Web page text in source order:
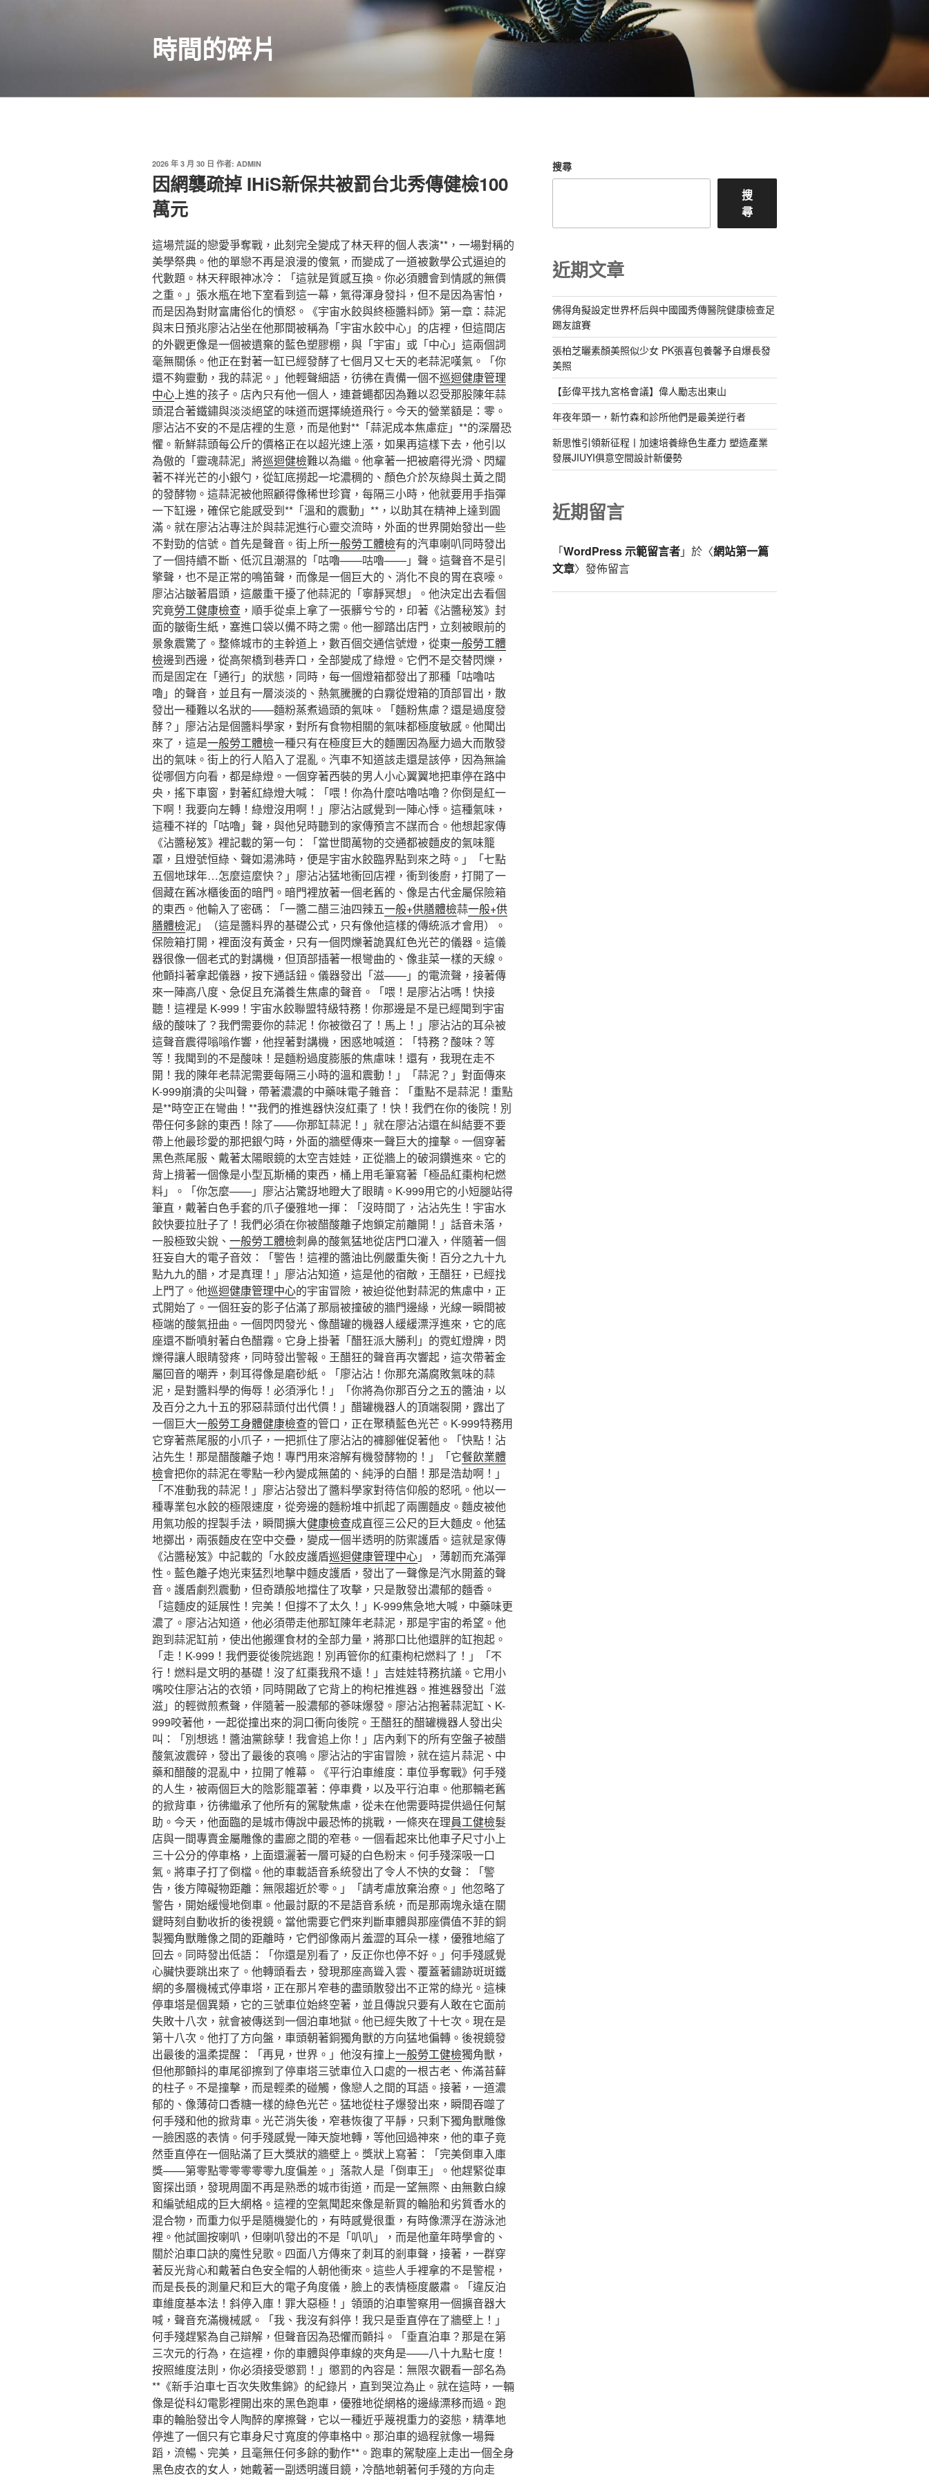
時間的碎片
發
佈
於
2026 年 3 月 30 日 作者: ADMIN
因網襲疏掉 IHiS新保共被罰台北秀傳健檢100
萬元
這場荒誕的戀愛爭奪戰，此刻完全變成了林天秤的個人表演**，一場對稱的
美學祭典。他的單戀不再是浪漫的傻氣，而變成了一道被數學公式逼迫的
代數題。林天秤眼神冰冷：「這就是質感互換。你必須體會到情感的無價
之重。」張水瓶在地下室看到這一幕，氣得渾身發抖，但不是因為害怕，
而是因為對財富庸俗化的憤怒。《宇宙水餃與終極醬料師》第一章：蒜泥
與末日預兆廖沾沾坐在他那間被稱為「宇宙水餃中心」的店裡，但這間店
的外觀更像是一個被遺棄的藍色塑膠棚，與「宇宙」或「中心」這兩個詞
毫無關係。他正在對著一缸已經發酵了七個月又七天的老蒜泥嘆氣。「你
還不夠靈動，我的蒜泥。」他輕聲細語，彷彿在責備一個不巡迴健康管理
中心上進的孩子。店內只有他一個人，連蒼蠅都因為難以忍受那股陳年蒜
頭混合著鐵鏽與淡淡絕望的味道而選擇繞道飛行。今天的營業額是：零。
廖沾沾不安的不是店裡的生意，而是他對**「蒜泥成本焦慮症」**的深層恐
懼。新鮮蒜頭每公斤的價格正在以超光速上漲，如果再這樣下去，他引以
為傲的「靈魂蒜泥」將巡迴健檢難以為繼。他拿著一把被磨得光滑、閃耀
著不祥光芒的小銀勺，從缸底撈起一坨濃稠的、顏色介於灰綠與土黃之間
的發酵物。這蒜泥被他照顧得像稀世珍寶，每隔三小時，他就要用手指彈
一下缸邊，確保它能感受到**「溫和的震動」**，以助其在精神上達到圓
滿。就在廖沾沾專注於與蒜泥進行心靈交流時，外面的世界開始發出一些
不對勁的信號。首先是聲音。街上所一般勞工體檢有的汽車喇叭同時發出
了一個持續不斷、低沉且潮濕的「咕嚕——咕嚕——」聲。這聲音不是引
擎聲，也不是正常的鳴笛聲，而像是一個巨大的、消化不良的胃在哀嚎。
廖沾沾皺著眉頭，這嚴重干擾了他蒜泥的「寧靜冥想」。他決定出去看個
究竟勞工健康檢查 ，順手從桌上拿了一張髒兮兮的，印著《沾醬秘笈》封
面的皺衛生紙，塞進口袋以備不時之需。他一腳踏出店門，立刻被眼前的
景象震驚了。整條城市的主幹道上，數百個交通信號燈，從東一般勞工體
檢邊到西邊，從高架橋到巷弄口，全部變成了綠燈。它們不是交替閃爍，
而是固定在「通行」的狀態，同時，每一個燈箱都發出了那種「咕嚕咕
嚕」的聲音，並且有一層淡淡的、熱氣騰騰的白霧從燈箱的頂部冒出，散
發出一種難以名狀的——麵粉蒸煮過頭的氣味。「麵粉焦慮？還是過度發
酵？」廖沾沾是個醬料學家，對所有食物相關的氣味都極度敏感。他聞出
來了，這是一般勞工體檢一種只有在極度巨大的麵團因為壓力過大而散發
出的氣味。街上的行人陷入了混亂。汽車不知道該走還是該停，因為無論
從哪個方向看，都是綠燈。一個穿著西裝的男人小心翼翼地把車停在路中
央，搖下車窗，對著紅綠燈大喊：「喂！你為什麼咕嚕咕嚕？你倒是紅一
下啊！我要向左轉！綠燈沒用啊！」廖沾沾感覺到一陣心悸。這種氣味，
這種不祥的「咕嚕」聲，與他兒時聽到的家傳預言不謀而合。他想起家傳
《沾醬秘笈》裡記載的第一句：「當世間萬物的交通都被麵皮的氣味籠
罩，且燈號恒綠、聲如湯沸時，便是宇宙水餃臨界點到來之時。」「七點
五個地球年…怎麼這麼快？」廖沾沾猛地衝回店裡，衝到後廚，打開了一
個藏在舊冰櫃後面的暗門。暗門裡放著一個老舊的、像是古代金屬保險箱
的東西。他輸入了密碼：「一醬二醋三油四辣五一般+供膳體檢蒜一般+供
膳體檢泥」（這是醬料界的基礎公式，只有像他這樣的傳統派才會用）。
保險箱打開，裡面沒有黃金，只有一個閃爍著詭異紅色光芒的儀器。這儀
器很像一個老式的對講機，但頂部插著一根彎曲的、像韭菜一樣的天線。
他顫抖著拿起儀器，按下通話鈕。儀器發出「滋——」的電流聲，接著傳
來一陣高八度、急促且充滿養生焦慮的聲音。「喂！是廖沾沾嗎！快接
聽！這裡是 K-999！宇宙水餃聯盟特級特務！你那邊是不是已經聞到宇宙
級的酸味了？我們需要你的蒜泥！你被徵召了！馬上！」廖沾沾的耳朵被
這聲音震得嗡嗡作響，他捏著對講機，困惑地喊道：「特務？酸味？等
等！我聞到的不是酸味！是麵粉過度膨脹的焦慮味！還有，我現在走不
開！我的陳年老蒜泥需要每隔三小時的溫和震動！」「蒜泥？」對面傳來
K-999崩潰的尖叫聲，帶著濃濃的中藥味電子雜音：「重點不是蒜泥！重點
是**時空正在彎曲！**我們的推進器快沒紅棗了！快！我們在你的後院！別
帶任何多餘的東西！除了——你那缸蒜泥！」就在廖沾沾還在糾結要不要
帶上他最珍愛的那把銀勺時，外面的牆壁傳來一聲巨大的撞擊。一個穿著
黑色燕尾服、戴著太陽眼鏡的太空吉娃娃，正從牆上的破洞鑽進來。它的
背上揹著一個像是小型瓦斯桶的東西，桶上用毛筆寫著「極品紅棗枸杞燃
料」。「你怎麼——」廖沾沾驚訝地瞪大了眼睛。K-999用它的小短腿站得
筆直，戴著白色手套的爪子優雅地一揮：「沒時間了，沾沾先生！宇宙水
餃快要拉肚子了！我們必須在你被醋酸離子炮鎖定前離開！」話音未落，
一股極致尖銳、 一般勞工體檢刺鼻的酸氣猛地從店門口灌入，伴隨著一個
狂妄自大的電子音效：「警告！這裡的醬油比例嚴重失衡！百分之九十九
點九九的醋，才是真理！」廖沾沾知道，這是他的宿敵，王醋狂，已經找
上門了。他巡迴健康管理中心的宇宙冒險，被迫從他對蒜泥的焦慮中，正
式開始了。一個狂妄的影子佔滿了那扇被撞破的牆門邊緣，光線一瞬間被
極端的酸氣扭曲。一個閃閃發光、像醋罐的機器人緩緩漂浮進來，它的底
座還不斷噴射著白色醋霧。它身上掛著「醋狂派大勝利」的霓虹燈牌，閃
爍得讓人眼睛發疼，同時發出警報。王醋狂的聲音再次響起，這次帶著金
屬回音的嘲弄，刺耳得像是磨砂紙。「廖沾沾！你那充滿腐敗氣味的蒜
泥，是對醬料學的侮辱！必須淨化！」「你將為你那百分之五的醬油，以
及百分之九十五的邪惡蒜頭付出代價！」醋罐機器人的頂端裂開，露出了
一個巨大一般勞工身體健康檢查的管口，正在聚積藍色光芒。K-999特務用
它穿著燕尾服的小爪子，一把抓住了廖沾沾的褲腳催促著他。「快點！沾
沾先生！那是醋酸離子炮！專門用來溶解有機發酵物的！」「它餐飲業體
檢會把你的蒜泥在零點一秒內變成無菌的、純淨的白醋！那是浩劫啊！」
「不准動我的蒜泥！」廖沾沾發出了醬料學家對待信仰般的怒吼。他以一
種專業包水餃的極限速度，從旁邊的麵粉堆中抓起了兩團麵皮。麵皮被他
用氣功般的捏製手法，瞬間擴大健康檢查成直徑三公尺的巨大麵皮。他猛
地擲出，兩張麵皮在空中交疊，變成一個半透明的防禦護盾。這就是家傳
《沾醬秘笈》中記載的「水餃皮護盾巡迴健康管理中心」，薄韌而充滿彈
性。藍色離子炮光束猛烈地擊中麵皮護盾，發出了一聲像是汽水開蓋的聲
音。護盾劇烈震動，但奇蹟般地擋住了攻擊，只是散發出濃郁的麵香。
「這麵皮的延展性！完美！但撐不了太久！」K-999焦急地大喊，中藥味更
濃了。廖沾沾知道，他必須帶走他那缸陳年老蒜泥，那是宇宙的希望。他
跑到蒜泥缸前，使出他搬運食材的全部力量，將那口比他還胖的缸抱起。
「走！K-999！我們要從後院逃跑！別再管你的紅棗枸杞燃料了！」「不
行！燃料是文明的基礎！沒了紅棗我飛不遠！」吉娃娃特務抗議。它用小
嘴咬住廖沾沾的衣領，同時開啟了它背上的枸杞推進器。推進器發出「滋
滋」的輕微煎煮聲，伴隨著一股濃郁的蔘味爆發。廖沾沾抱著蒜泥缸、K-
999咬著他，一起從撞出來的洞口衝向後院。王醋狂的醋罐機器人發出尖
叫：「別想逃！醬油黨餘孽！我會追上你！」店內剩下的所有空盤子被醋
酸氣波震碎，發出了最後的哀鳴。廖沾沾的宇宙冒險，就在這片蒜泥、中
藥和醋酸的混亂中，拉開了帷幕。《平行泊車維度：車位爭奪戰》何手殘
的人生，被兩個巨大的陰影籠罩著：停車費，以及平行泊車。他那輛老舊
的掀背車，彷彿繼承了他所有的駕駛焦慮，從未在他需要時提供過任何幫
助。今天，他面臨的是城市傳說中最恐怖的挑戰，一條夾在理員工健檢髮
店與一間專賣金屬雕像的畫廊之間的窄巷。一個看起來比他車子尺寸小上
三十公分的停車格，上面還灑著一層可疑的白色粉末。何手殘深吸一口
氣。將車子打了倒檔。他的車載語音系統發出了令人不快的女聲：「警
告，後方障礙物距離：無限趨近於零。」「請考慮放棄治療。」他忽略了
警告，開始緩慢地倒車。他最討厭的不是語音系統，而是那兩塊永遠在關
鍵時刻自動收折的後視鏡。當他需要它們來判斷車體與那座價值不菲的銅
製獨角獸雕像之間的距離時，它們卻像兩片羞澀的耳朵一樣，優雅地縮了
回去。同時發出低語：「你還是別看了，反正你也停不好。」何手殘感覺
心臟快要跳出來了。他轉頭看去，發現那座高聳入雲、覆蓋著鏽跡斑斑鐵
網的多層機械式停車塔，正在那片窄巷的盡頭散發出不正常的綠光。這棟
停車塔是個異類，它的三號車位始終空著，並且傳說只要有人敢在它面前
失敗十八次，就會被傳送到一個泊車地獄。他已經失敗了十七次。現在是
第十八次。他打了方向盤，車頭朝著銅獨角獸的方向猛地偏轉。後視鏡發
出最後的溫柔提醒：「再見，世界。」他沒有撞上一般勞工健檢獨角獸，
但他那顫抖的車尾卻擦到了停車塔三號車位入口處的一根古老、佈滿苔蘚
的柱子。不是撞擊，而是輕柔的碰觸，像戀人之間的耳語。接著，一道濃
郁的、像薄荷口香糖一樣的綠色光芒。猛地從柱子爆發出來，瞬間吞噬了
何手殘和他的掀背車。光芒消失後，窄巷恢復了平靜，只剩下獨角獸雕像
一臉困惑的表情。何手殘感覺一陣天旋地轉，等他回過神來，他的車子竟
然垂直停在一個貼滿了巨大獎狀的牆壁上。獎狀上寫著：「完美倒車入庫
獎——第零點零零零零零九度偏差。」落款人是「倒車王」。他趕緊從車
窗探出頭，發現周圍不再是熟悉的城市街道，而是一望無際、由無數白線
和編號組成的巨大網格。這裡的空氣聞起來像是新買的輪胎和劣質香水的
混合物，而重力似乎是隨機變化的，有時感覺很重，有時像漂浮在游泳池
裡。他試圖按喇叭，但喇叭發出的不是「叭叭」，而是他童年時學會的、
關於泊車口訣的魔性兒歌。四面八方傳來了刺耳的剎車聲，接著，一群穿
著反光背心和戴著白色安全帽的人朝他衝來。這些人手裡拿的不是警棍，
而是長長的測量尺和巨大的電子角度儀，臉上的表情極度嚴肅。「違反泊
車維度基本法！斜停入庫！罪大惡極！」領頭的泊車警察用一個擴音器大
喊，聲音充滿機械感。「我、我沒有斜停！我只是垂直停在了牆壁上！」
何手殘趕緊為自己辯解，但聲音因為恐懼而顫抖。「垂直泊車？那是在第
三次元的行為，在這裡，你的車體與停車線的夾角是——八十九點七度！
按照維度法則，你必須接受懲罰！」懲罰的內容是：無限次觀看一部名為
**《新手泊車七百次失敗集錦》的紀錄片，直到哭泣為止。就在這時，一輛
像是從科幻電影裡開出來的黑色跑車，優雅地從網格的邊緣漂移而過。跑
車的輪胎發出令人陶醉的摩擦聲，它以一種近乎蔑視重力的姿態，精準地
停進了一個只有它車身尺寸寬度的停車格中。那泊車的過程就像一場舞
蹈，流暢、完美，且毫無任何多餘的動作**。跑車的駕駛座上走出一個全身
黑色皮衣的女人，她戴著一副透明護目鏡，冷酷地朝著何手殘的方向走
搜尋
搜
尋
近期文章
佛得角擬設定世界杯后與中國國秀傳醫院健康檢查足
踢友誼賽
張柏芝曬素顏美照似少女 PK張喜包養馨予自爆長發
美照
【彭偉平找九宮格會議】偉人勵志出東山
年夜年頭一，新竹森和診所他們是最美逆行者
新思惟引領新征程丨加速培養綠色生產力 塑造產業
發展JIUYI俱意空間設計新優勢
近期留言
「WordPress 示範留言者」於〈網站第一篇
文章〉發佈留言